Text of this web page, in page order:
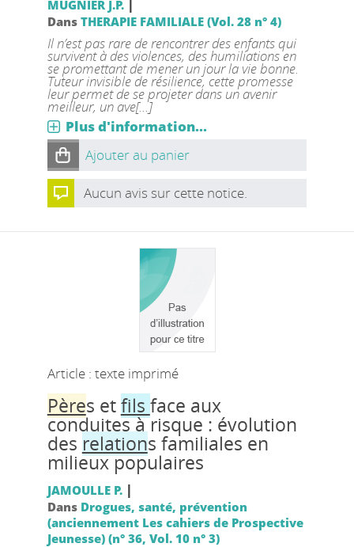
MUGNIER J.P.
Dans THERAPIE FAMILIALE (Vol. 28 n° 4)
Il n’est pas rare de rencontrer des enfants qui
survivent à des violences, des humiliations en
se promettant de mener un jour la vie bonne.
Tuteur invisible de résilience, cette promesse
leur permet de se projeter dans un avenir
meilleur, un ave[...]
Plus d'information...
Ajouter au panier
Aucun avis sur cette notice.
Article : texte imprimé
Pères etfils face aux
conduites à risque : évolution
des relations familiales en
milieux populaires
JAMOULLE P. |
Dans Drogues, santé, prévention
(anciennement Les cahiers de Prospective
Jeunesse) (n° 36, Vol. 10 n° 3)